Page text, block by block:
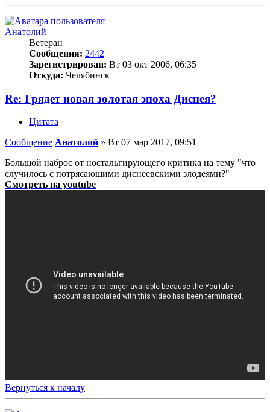
Анатолий
Ветеран
Сообщения: 2442
Зарегистрирован: Вт 03 окт 2006, 06:35
Откуда: Челябинск
Re: Грядет новая золотая эпоха Диснея?
Цитата
Сообщение Анатолий » Вт 07 мар 2017, 09:51
Большой наброс от ностальгирующего критика на тему "что
случилось с потрясающими диснеевскими злодеями?"
Смотреть на youtube
Вернуться к началу